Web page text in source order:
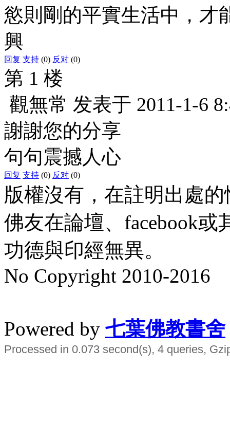
慾則剛的平實生活中，才
興
回复 支持 (0) 反对 (0)
第 1 楼
觀無常 发表于 2011-1-6
謝謝您的分享
句句震撼人心
回复 支持 (0) 反对 (0)
版權沒有，在註明出處
佛友在論壇、facebook
功德與印經無異。
No Copyright 2010-2016
Powered by 七葉佛教書舍
Processed in 0.073 second(s), 4 queries,